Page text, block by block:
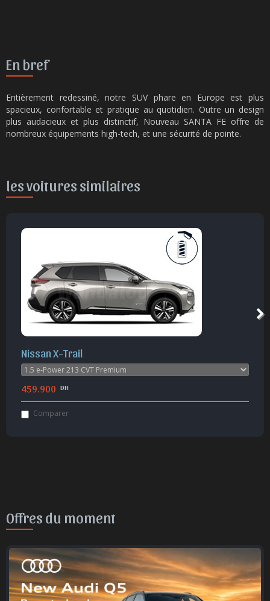
En bref
Entièrement redessiné, notre SUV phare en Europe est plus
spacieux, confortable et pratique au quotidien. Outre un design
plus audacieux et plus distinctif, Nouveau SANTA FE offre de
nombreux équipements high-tech, et une sécurité de pointe.
les voitures similaires
Nissan X-Trail
459.900 DH
Comparer
Offres du moment